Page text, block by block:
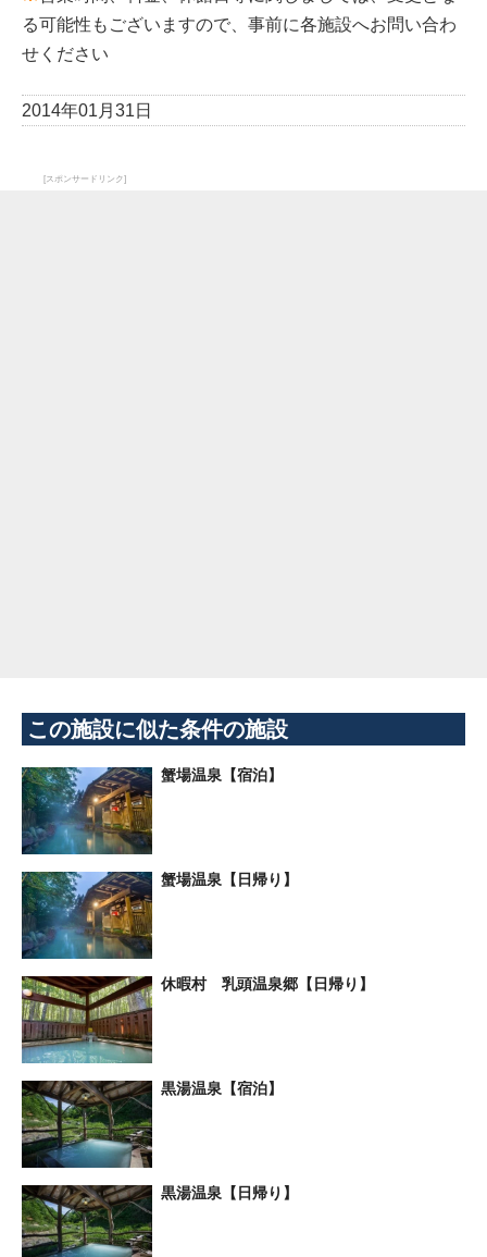
る可能性もございますので、事前に各施設へお問い合わ
せください
2014年01月31日
[スポンサードリンク]
この施設に似た条件の施設
蟹場温泉【宿泊】
蟹場温泉【日帰り】
休暇村 乳頭温泉郷【日帰り】
黒湯温泉【宿泊】
黒湯温泉【日帰り】